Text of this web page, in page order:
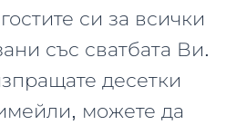
си за всички
със сватбата Ви.
десетки
можете да